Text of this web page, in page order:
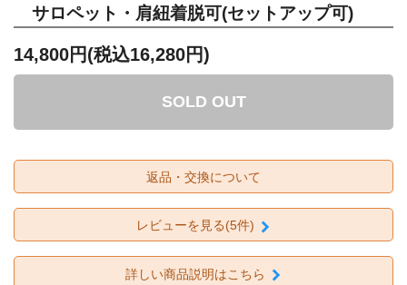
サロペット・肩紐着脱可(セットアップ可)
14,800円(税込16,280円)
SOLD OUT
返品・交換について
レビューを見る(5件)
詳しい商品説明はこちら